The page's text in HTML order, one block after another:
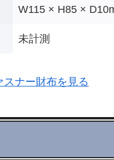
W115 × H85 ×
未計測
ナー財布を見る